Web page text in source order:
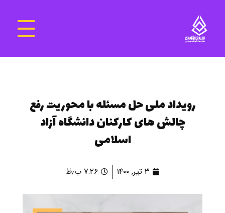
رویداد ملی حل مسئله با محوریت رفع
چالش های کارکنان دانشگاه آزاد
اسلامی
۳ تیر, ۱۴۰۰ ۷:۲۶ ب٫ظ